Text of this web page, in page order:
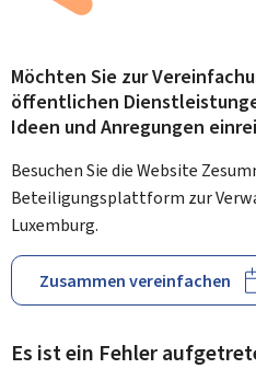
Möchten Sie zur
öffentlichen
Ideen und Anregungen
Besuchen Sie die Website
Beteiligungsplattform zur
Luxemburg.
Zusammen vereinfachen
Es ist ein Fehler